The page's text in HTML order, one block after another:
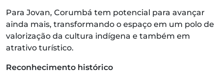
Para Jovan, Corumbá tem potencial para avançar
ainda mais, transformando o espaço em um polo de
valorização da cultura indígena e também em
atrativo turístico.
Reconhecimento histórico